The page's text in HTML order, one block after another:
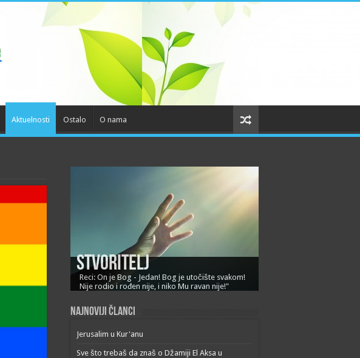
Aktuelnosti Ostalo O nama
Stvoritelj
Reci: On je Bog - Jedan! Bog je utočište svakom!
Nije rodio i rođen nije, i niko Mu ravan nije!"
Najnoviji članci
Jerusalim u Kur'anu
Sve što trebaš da znaš o Džamiji El Aksa u